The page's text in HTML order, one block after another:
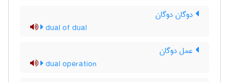
دوگان دوگان
dual of dual
عمل دوگان
dual operation